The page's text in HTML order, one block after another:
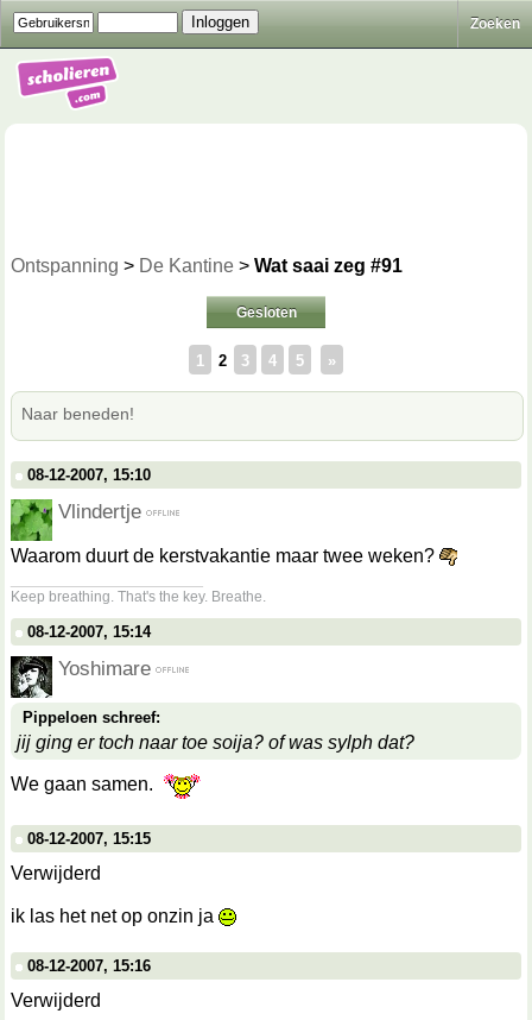
Zoeken
Ontspanning > De Kantine > Wat saai zeg #91
Gesloten
1 2 3 4 5 »
Naar beneden!
08-12-2007, 15:10
Vlindertje
Waarom duurt de kerstvakantie maar twee weken?
Keep breathing. That's the key. Breathe.
08-12-2007, 15:14
Yoshimare
Pippeloen schreef:
jij ging er toch naar toe soija? of was sylph dat?
We gaan samen.
08-12-2007, 15:15
Verwijderd
ik las het net op onzin ja
08-12-2007, 15:16
Verwijderd